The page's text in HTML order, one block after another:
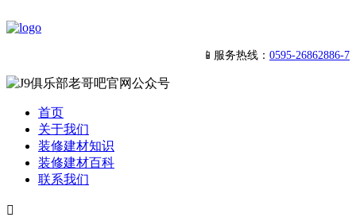
📱服务热线： 0595-26862886-7
首页
关于我们
装修建材知识
装修建材百科
联系我们
